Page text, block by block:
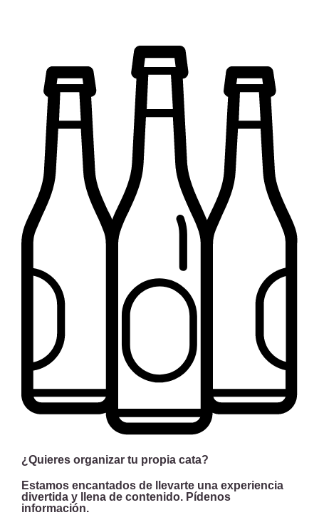
¿Quieres organizar tu propia cata?
Estamos encantados de llevarte una experiencia
divertida y llena de contenido. Pídenos
información.